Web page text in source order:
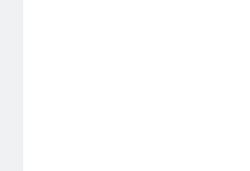
いタブで開きます）